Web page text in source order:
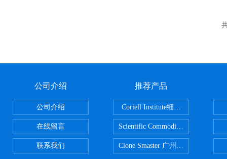
公司介绍
公司介绍
在线留言
联系我们
推荐产品
Scientific CommoditiesPE管 广州
Clone Smaster 广州鸿程代理